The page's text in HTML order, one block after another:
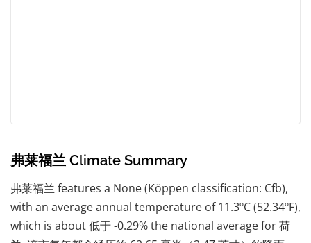
弗莱福兰 Climate Summary
弗莱福兰 features a None (Köppen classification: Cfb),
with an average annual temperature of 11.3ºC (52.34ºF),
which is about 低于 -0.29% the national average for 荷